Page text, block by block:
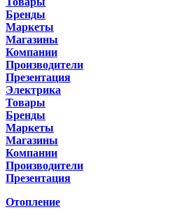
Бренды
Маркеты
Магазины
Компании
Производители
Презентация
Электрика
Товары
Бренды
Маркеты
Магазины
Компании
Производители
Презентация
Отопление